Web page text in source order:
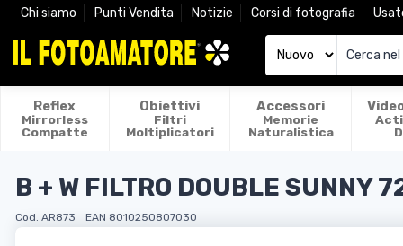
Chi siamo Punti Vendita Notizie Corsi di fotografia
Reflex
Mirrorless
Compatte
Obiettivi
Filtri
Moltiplicatori
Accessori
Memorie
Naturalistica
B + W FILTRO DOUBLE SUNNY
Cod. AR873 EAN 8010250807030